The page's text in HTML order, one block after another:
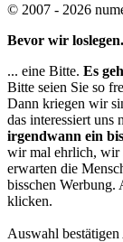
© 2007 - 2026
Bevor wir
... eine Bitte. Es
Bitte seien Sie so
Dann kriegen wir
das interessiert uns
irgendwann ein
wir mal ehrlich, wir
erwarten die
bisschen
klicken.
Auswahl bestätigen